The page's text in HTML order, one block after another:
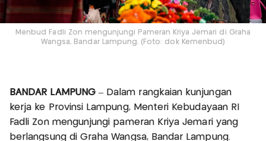
Menbud Fadli Zon mengunjungi Pameran Kriya Jemari di Graha
Wangsa, Bandar Lampung. (Foto: dok Kemenbud)
BANDAR LAMPUNG– Dalam rangkaian kunjungan
kerja ke Provinsi Lampung, Menteri Kebudayaan RI
Fadli Zon mengunjungi pameran Kriya Jemari yang
berlangsung di Graha Wangsa, Bandar Lampung.